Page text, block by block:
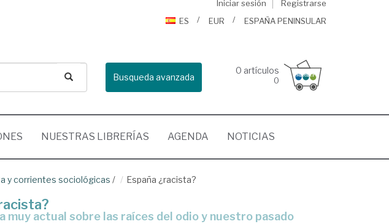
Iniciar sesión
Registrarse
ES
EUR ESPAÑA PENINSULAR
Busqueda avanzada
0 artículos
0
NUESTRAS LIBRERÍAS AGENDA NOTICIAS
y corrientes sociológicas / España ¿racista?